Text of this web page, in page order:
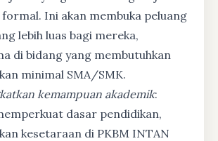
formal. Ini akan membuka peluang
lebih luas bagi mereka,
di bidang yang membutuhkan
minimal SMA/SMK.
kemampuan akademik:
dasar pendidikan,
kesetaraan di PKBM INTAN